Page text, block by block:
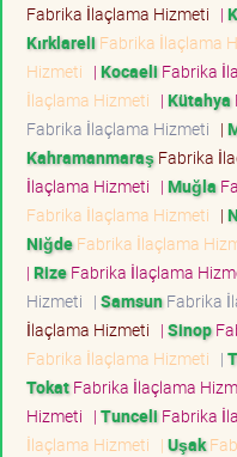
Fabrika İlaçlama Hizmeti |
Kırklareli Fabrika İlaçlama
Hizmeti | Kocaeli Fabrika
İlaçlama Hizmeti | Kütahya
Fabrika İlaçlama Hizmeti |
Kahramanmaraş Fabrika
İlaçlama Hizmeti | Muğla
Fabrika İlaçlama Hizmeti |
NiğdeFabrika İlaçlama
| RizeFabrika İlaçlama
Hizmeti | SamsunFabrika
İlaçlama Hizmeti | Sinop
Fabrika İlaçlama Hizmeti |
TokatFabrika İlaçlama
Hizmeti | Tunceli Fabrika
İlaçlama Hizmeti | Uşak